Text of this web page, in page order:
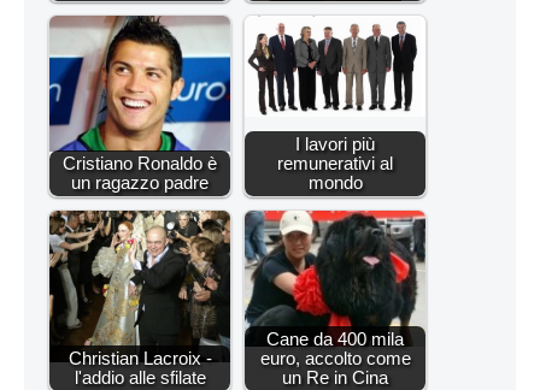
Cristiano Ronaldo è
un ragazzo padre
I lavori più
remunerativi al
mondo
Christian Lacroix -
l'addio alle sfilate
Cane da 400 mila
euro, accolto come
un Re in Cina